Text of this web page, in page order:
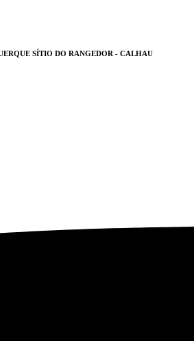
SÍTIO DO RANGEDOR - CALHAU